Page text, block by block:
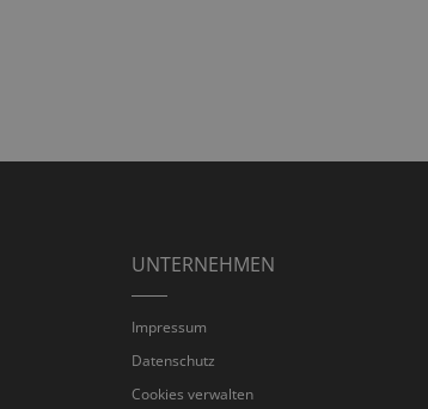
UNTERNEHMEN
Impressum
Datenschutz
Cookies verwalten